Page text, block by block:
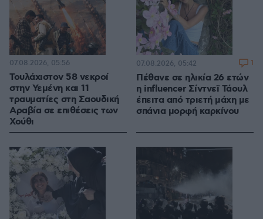
Τουλάχιστον 58 νεκροί
στην Υεμένη και 11
τραυματίες στη Σαουδική
Αραβία σε επιθέσεις των
Χούθι
07.08.2026, 05:56
Πέθανε σε ηλικία 26 ετών
η influencer Σίντνεϊ Τάουλ
έπειτα από τριετή μάχη με
σπάνια μορφή καρκίνου
07.08.2026, 05:42 1